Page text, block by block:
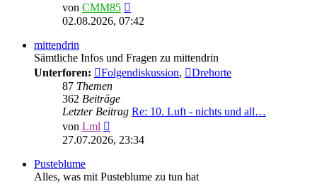
von CMM85
Beitrag
02.08.2026, 07:42
mittendrin
Sämtliche Infos und Fragen zu mittendrin
Unterforen:
Folgendiskussion,
Drehorte
87 Themen
362 Beiträge
Letzter Beitrag Re: 10. Luft - nichts und all…
von Lml
Beitrag
27.07.2026, 23:34
Pusteblume
Alles, was mit Pusteblume zu tun hat